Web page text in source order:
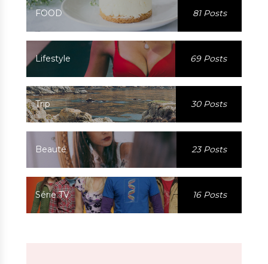
FOOD 81 Posts
Lifestyle 69 Posts
Trip 30 Posts
Beauté 23 Posts
Série TV 16 Posts